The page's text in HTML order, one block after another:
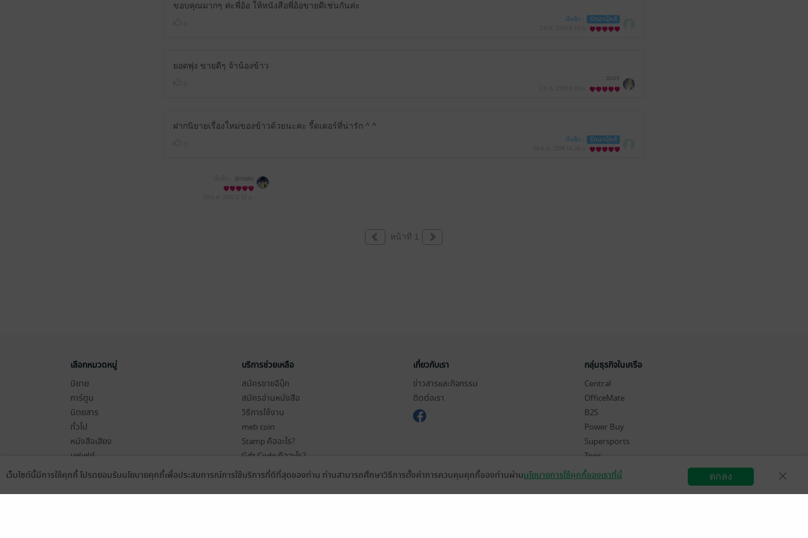
ขอบคุณมากๆ ค่ะพี่อ้อ ให้หนังสือพี่อ้อขายดีเช่นกันค่ะ
มีแล้ว - รัตมาบุ๊คส์
ยอดพุ่ง ขายดีๆ จ้าน้องข้าว
วรดร
ฝากนิยายเรื่องใหม่ของข้าวด้วยนะคะ รี้ดเดอร์ที่น่ารัก ^ ^
มีแล้ว - รัตมาบุ๊คส์
สุดแสบ
หน้าที่ 1
เลือกหมวดหมู่
นิยาย
การ์ตูน
นิตยสาร
ทั่วไป
หนังสือเสียง
บุฟเฟต์
บริการช่วยเหลือ
สมัครขายอีบุ๊ก
สมัครอ่านหนังสือ
วิธีการใช้งาน
meb coin
Stamp คืออะไร?
Gift Code คืออะไร?
เงื่อนไขในการใช้บริการ
เกี่ยวกับเรา
ข่าวสารและกิจกรรม
ติดต่อเรา
กลุ่มธุรกิจในเครือ
Central
OfficeMate
B2S
Power Buy
Supersports
Tops
Hytexts
สมัครขายอีบุ๊ก วิธีการใช้งาน
เว็บไซต์นี้มีการใช้คุกกี้ โปรดยอมรับนโยบายคุกกี้เพื่อประสบการณ์การใช้บริการที่ดีที่สุดของท่าน ท่านสามารถศึกษาวิธีการตั้งค่าการควบคุมคุกกี้ของท่านผ่านนโยบายการใช้คุกกี้ของเราที่นี่ ตกลง